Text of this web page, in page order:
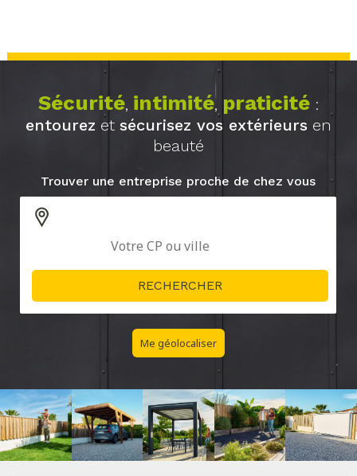
Sécurité, intimité, praticité:
entourez et sécurisez vos extérieurs en
beauté
Trouver une entreprise proche de chez vous
Me géolocaliser